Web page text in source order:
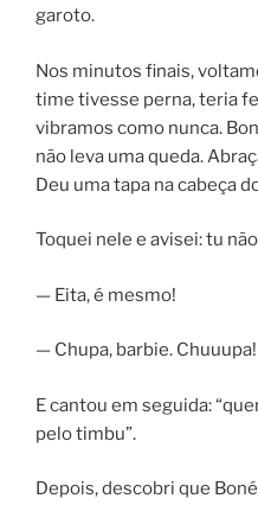
garoto.
Nos minutos finais,
time tivesse perna, teria
vibramos como nunca.
não leva uma queda.
Deu uma tapa na cabeça
Toquei nele e avisei: tu
— Eita, é mesmo!
— Chupa, barbie.
E cantou em seguida:
pelo timbu”.
Depois, descobri que